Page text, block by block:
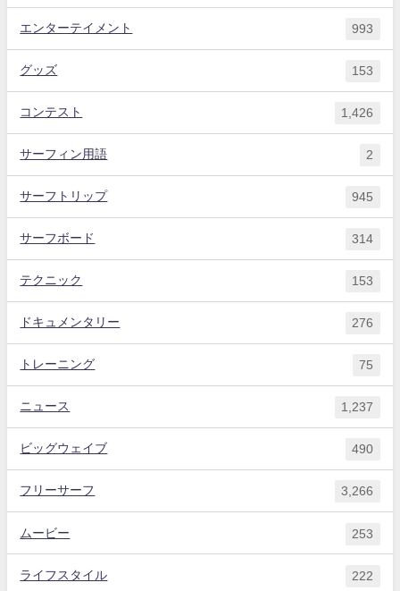
エンターテイメント 993
グッズ 153
コンテスト 1,426
サーフィン用語 2
サーフトリップ 945
サーフボード 314
テクニック 153
ドキュメンタリー 276
トレーニング 75
ニュース 1,237
ビッグウェイブ 490
フリーサーフ 3,266
ムービー 253
ライフスタイル 222